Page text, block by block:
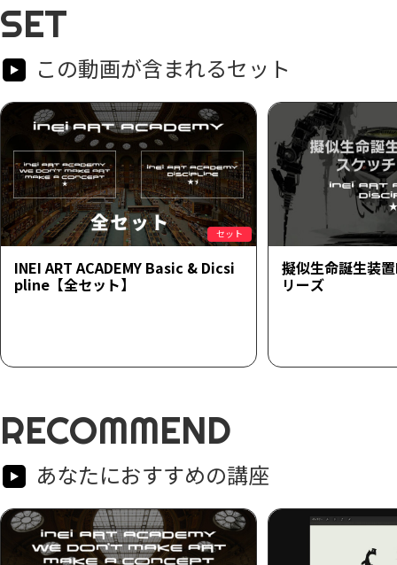
SET
この動画が含まれるセット
セット
INEI ART ACADEMY Basic & Dicsi
pline【全セット】
擬似生命誕生装
リーズ
RECOMMEND
あなたにおすすめの講座